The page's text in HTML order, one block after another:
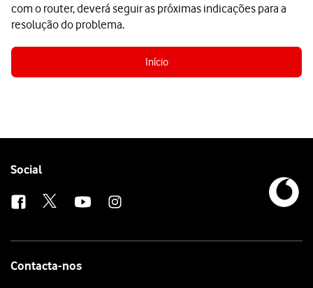
com o router, deverá seguir as próximas indicações para a
resolução do problema.
Início
Follow
Social
Contacta-nos